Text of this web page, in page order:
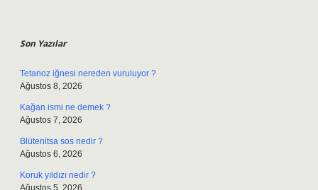
Son Yazılar
Tetanoz iğnesi nereden vuruluyor ?
Ağustos 8, 2026
Kağan ismi ne demek ?
Ağustos 7, 2026
Blütenitsa sos nedir ?
Ağustos 6, 2026
Koruk yıldızı nedir ?
Ağustos 5, 2026